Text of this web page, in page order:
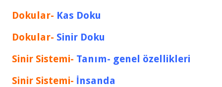
Dokular- Kas Doku
Dokular- Sinir Doku
Sinir Sistemi- Tanım- genel özellikleri
Sinir Sistemi- İnsanda